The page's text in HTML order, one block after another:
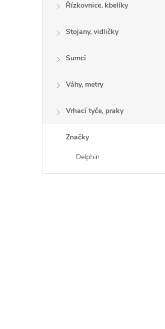
Řízkovnice, kbelíky
Stojany, vidličky
Sumci
Váhy, metry
Vrhací tyče, praky
Značky
Delphin